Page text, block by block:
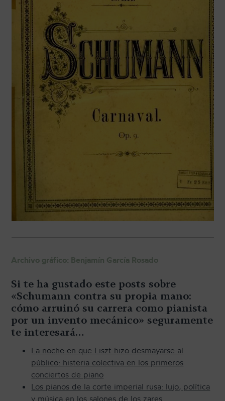
Archivo gráfico: Benjamín García Rosado
Si te ha gustado este posts sobre
«Schumann contra su propia mano:
cómo arruinó su carrera como pianista
por un invento mecánico» seguramente
te interesará…
La noche en que Liszt hizo desmayarse al
público: histeria colectiva en los primeros
conciertos de piano
Los pianos de la corte imperial rusa: lujo, política
y música en los salones de los zares